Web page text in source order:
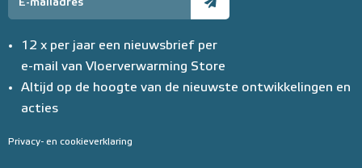
12 x per jaar een nieuwsbrief per
e-mail van Vloerverwarming Store
Altijd op de hoogte van de nieuwste ontwikkelingen en
acties
Privacy- en cookieverklaring